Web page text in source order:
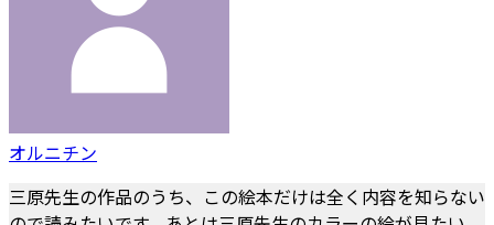
オルニチン
三原先生の作品のうち、この絵本だけは全く内容を知らない